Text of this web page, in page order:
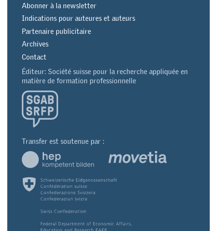
Abonner à la newsletter
Indications pour auteures et auteurs
Partenaire publicitaire
Archives
Contact
Éditeur: Société suisse pour la recherche appliquée en
matière de formation professionnelle
Transfer est soutenue par :